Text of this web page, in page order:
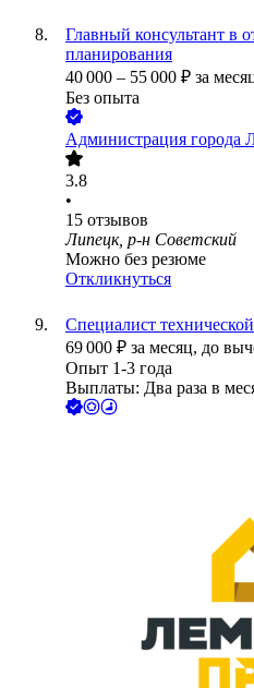
Главный консультант в
планирования
40 000 – 55 000 ₽ за
Без опыта
Администрация города
3.8
•
15 отзывов
Липецк, р-н Советский
Можно без резюме
Откликнуться
Специалист
69 000 ₽ за месяц, до
Опыт 1-3 года
Выплаты: Два раза в